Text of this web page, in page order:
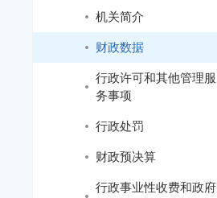
机关简介
财政数据
行政许可和其他管理服
务事项
行政处罚
财政预决算
行政事业性收费和政府